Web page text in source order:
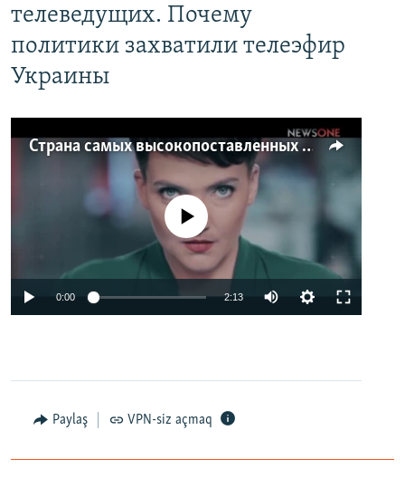
телеведущих. Почему
политики захватили телеэфир
Украины
Страна самых высокопоставленных телеведущих. Почему политики захватили телеэфир Украины
No media source currently available
0:00 2:13
Paylaş VPN-siz açmaq